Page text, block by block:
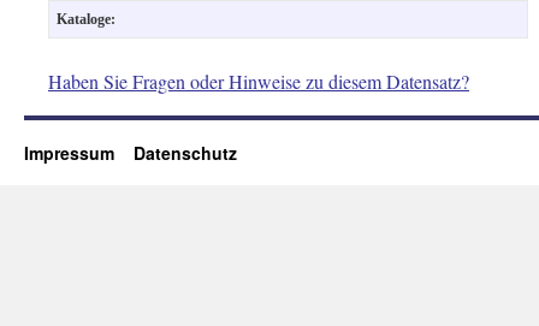
Kataloge:
Haben Sie Fragen oder Hinweise zu diesem Datensatz?
Impressum Datenschutz